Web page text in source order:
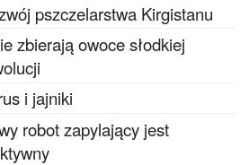
pszczelarstwa Kirgistanu
zbierają owoce słodkiej
i jajniki
robot zapylający jest